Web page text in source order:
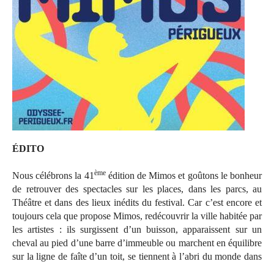
ÉDITO
Nous célébrons la 41 èmeédition de Mimos et goûtons le bonheur
de retrouver des spectacles sur les places, dans les parcs, au
Théâtre et dans des lieux inédits du festival. Car c’est encore et
toujours cela que propose Mimos, redécouvrir la ville habitée par
les artistes : ils surgissent d’un buisson, apparaissent sur un
cheval au pied d’une barre d’immeuble ou marchent en équilibre
sur la ligne de faîte d’un toit, se tiennent à l’abri du monde dans